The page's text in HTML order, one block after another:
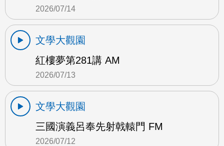
2026/07/14
文學大觀園
紅樓夢第281講 AM
2026/07/13
文學大觀園
三國演義呂奉先射戟轅門 FM
2026/07/12